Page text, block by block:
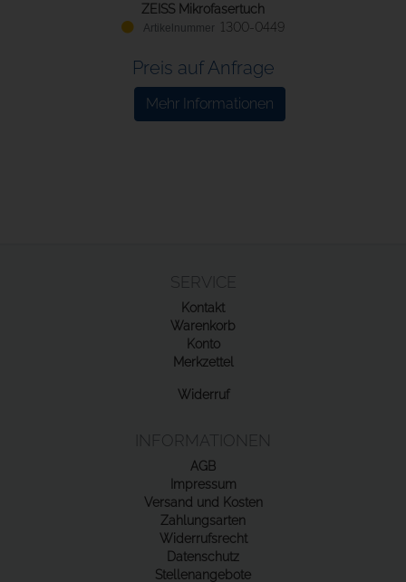
ZEISS Mikrofasertuch
1300-0449
Preis auf Anfrage
Mehr Informationen
SERVICE
Kontakt
Warenkorb
Konto
Merkzettel
Widerruf
INFORMATIONEN
AGB
Impressum
Versand und Kosten
Zahlungsarten
Widerrufsrecht
Datenschutz
Stellenangebote